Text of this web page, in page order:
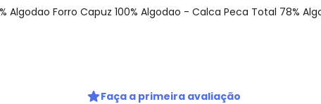
Forro Capuz 100% Algodao - Calca Peca Total 78%
Faça a primeira avaliação